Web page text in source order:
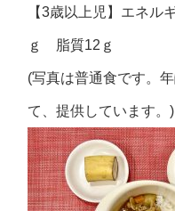
【3歳以上児】エネ
ｇ 脂質12ｇ
(写真は普通食です。
て、提供しています。)